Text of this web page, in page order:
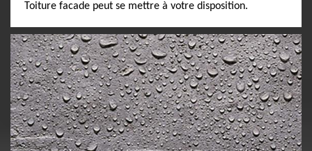
Toiture facade peut se mettre à votre disposition.